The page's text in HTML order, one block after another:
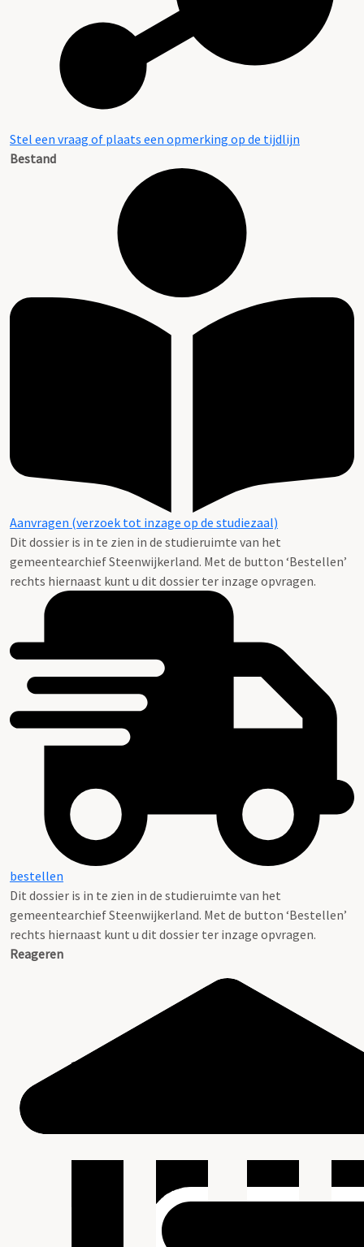
Stel een vraag of plaats een opmerking op de tijdlijn
Bestand
Aanvragen (verzoek tot inzage op de studiezaal)
Dit dossier is in te zien in de studieruimte van het
gemeentearchief Steenwijkerland. Met de button ‘Bestellen’
rechts hiernaast kunt u dit dossier ter inzage opvragen.
bestellen
Dit dossier is in te zien in de studieruimte van het
gemeentearchief Steenwijkerland. Met de button ‘Bestellen’
rechts hiernaast kunt u dit dossier ter inzage opvragen.
Reageren